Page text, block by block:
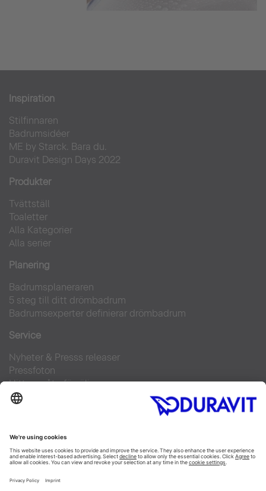
Inspiration
Stilfinnaren
Badrumsidéer
ME by Starck. Bara du.
Duravit Design Days 2022
Produkter
Tvättställ
Toaletter
Alla Kategorier
Alla serier
Planering
Badrumsplaneraren
5 steg till ditt drömbadrum
Badrumsexperter definierar drömbadrum
Service
Nyheter & Presss releaser
Pressfoton
Hitta en återförsäljare
FAQs
Facebook
Instagram
Pinterest
Flickr
Linked In